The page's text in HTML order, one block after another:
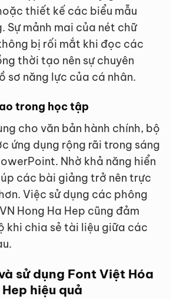
thiết kế các biểu mẫu
Sự mảnh mai của nét chữ
bị rối mắt khi đọc các
thời tạo nên sự chuyên
sơ năng lực của cá nhân.
trong học tập
cho văn bản hành chính, bộ
ứng dụng rộng rãi trong sáng
Nhờ khả năng hiển
các bài giảng trở nên trực
Việc sử dụng các phông
Hong Ha Hep cũng đảm
khi chia sẻ tài liệu giữa các
sử dụng Font Việt Hóa
hiệu quả